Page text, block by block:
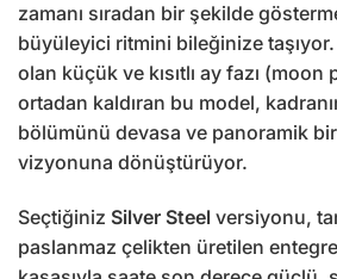
zamanı sıradan bir şekilde
büyüleyici ritmini bileğinize
olan küçük ve kısıtlı ay fazı
ortadan kaldıran bu model,
bölümünü devasa ve panoramik
vizyonuna dönüştürüyor.
Seçtiğiniz Silver Steel versiyonu,
paslanmaz çelikten üretilen